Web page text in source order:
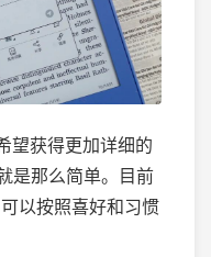
望获得更加详细的
是那么简单。目前
以按照喜好和习惯